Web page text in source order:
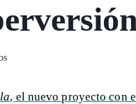
, el nuevo proyecto con